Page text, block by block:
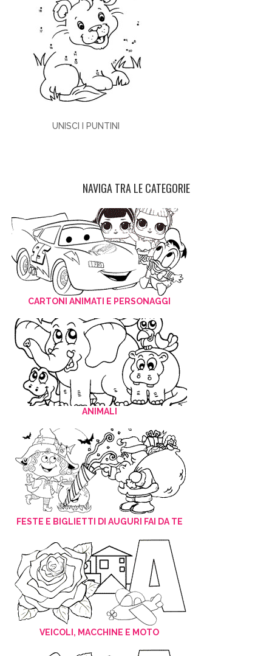
UNISCI I PUNTINI
NAVIGA TRA LE CATEGORIE
CARTONI ANIMATI E PERSONAGGI
ANIMALI
FESTE E BIGLIETTI DI AUGURI FAI DA TE
VEICOLI, MACCHINE E MOTO